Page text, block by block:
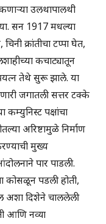
उलथापालथी
सन 1917 मधल्या
क्रांतीचा टप्पा घेत,
कचाट्यातून
तेथे सुरू झाले. या
जगातली सत्तर टक्के
कम्युनिस्ट पक्षांचा
अरिष्टामुळे निर्माण
मुख्य
पार पाडली.
कोसळून पडली होती,
अशा दिशेने चाललेली
आणि नव्या